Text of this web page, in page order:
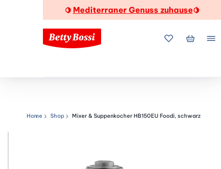
🍋 Mediterraner Genuss zuhause🍋
MeineMein
Navigationspfad
Home Shop Mixer & Suppenkocher HB150EU Foodi, schwarz